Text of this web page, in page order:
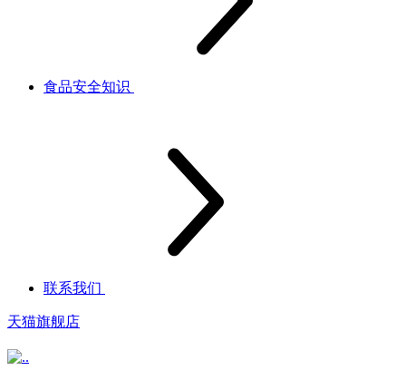
食品安全知识
联系我们
天猫旗舰店